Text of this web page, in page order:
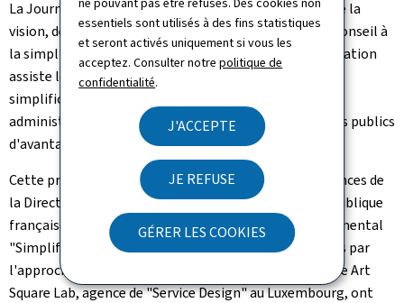
essentiels sont utilisés à des fins statistiques
et seront activés uniquement si vous les
acceptez. Consulter notrepolitique de
confidentialité.
J'ACCEPTE
JE REFUSE
GÉRER LES COOKIES
La Journée a débuté par la présentation du concept, de la
vision, des objectifs et des procédés employés par le Conseil à
la simplification. Ce service du ministère de la Digitalisation
assiste les entités étatiques dans leurs efforts de
simplification des formalités et des procédures
administratives, le but étant de rapprocher les services publics
d'avantage des besoins des usagers.
Cette présentation a été suivie d'un partage d'expériences de
la Direction interministérielle de la transformation publique
française (DITP) concernant le programme gouvernemental
"Simplifier les démarches administratives des Français par
l'approche des moments de vie". Ensuite, les experts de Art
Square Lab, agence de"Service Design"au Luxembourg, ont